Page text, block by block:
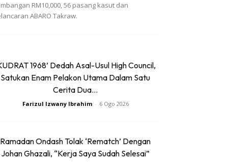
RM10,000, 56 pasang kasut dan
ABARO Takraw.
1968’ Dedah Asal-Usul High Council,
Satukan Enam Pelakon Utama Dalam Satu
Cerita Dua...
Farizul Izwany Ibrahim - 6 Ogo 2026
Ramadan Ondash Tolak ‘Rematch’ Dengan
Johan Ghazali, “Kerja Saya Sudah Selesai”